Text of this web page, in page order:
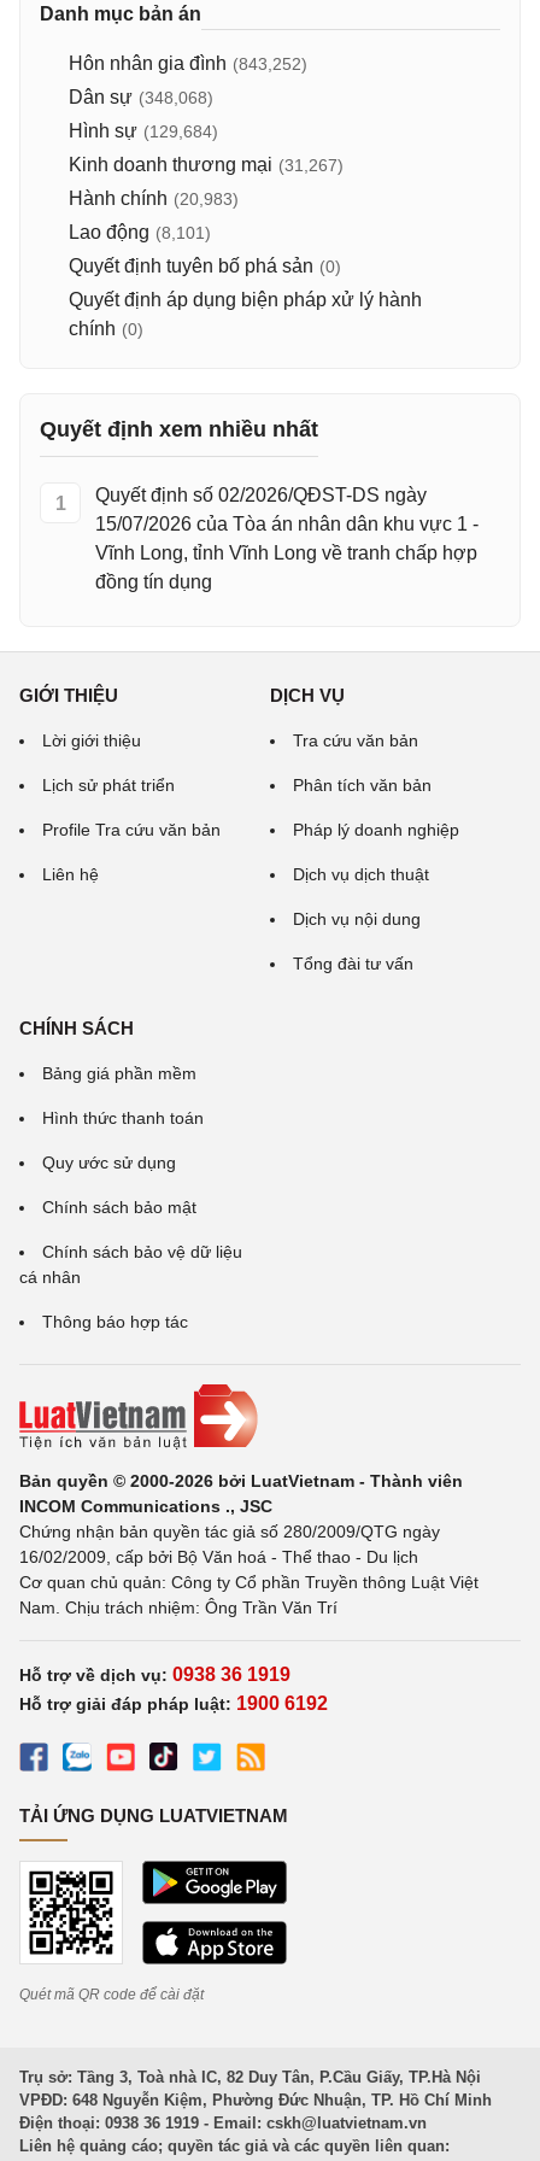
Danh mục bản án
Hôn nhân gia đình (843,252)
Dân sự (348,068)
Hình sự (129,684)
Kinh doanh thương mại (31,267)
Hành chính (20,983)
Lao động (8,101)
Quyết định tuyên bố phá sản (0)
Quyết định áp dụng biện pháp xử lý hành
chính (0)
Quyết định xem nhiều nhất
1
Quyết định số 02/2026/QĐST-DS ngày
15/07/2026 của Tòa án nhân dân khu vực 1 -
Vĩnh Long, tỉnh Vĩnh Long về tranh chấp hợp
đồng tín dụng
GIỚI THIỆU
Lời giới thiệu
Lịch sử phát triển
Profile Tra cứu văn bản
Liên hệ
DỊCH VỤ
Tra cứu văn bản
Phân tích văn bản
Pháp lý doanh nghiệp
Dịch vụ dịch thuật
Dịch vụ nội dung
Tổng đài tư vấn
CHÍNH SÁCH
Bảng giá phần mềm
Hình thức thanh toán
Quy ước sử dụng
Chính sách bảo mật
Chính sách bảo vệ dữ liệu
cá nhân
Thông báo hợp tác
Bản quyền © 2000-2026 bởi LuatVietnam - Thành viên
INCOM Communications ., JSC
Chứng nhận bản quyền tác giả số 280/2009/QTG ngày
16/02/2009, cấp bởi Bộ Văn hoá - Thể thao - Du lịch
Cơ quan chủ quản: Công ty Cổ phần Truyền thông Luật Việt
Nam. Chịu trách nhiệm: Ông Trần Văn Trí
Hỗ trợ về dịch vụ: 0938 36 1919
Hỗ trợ giải đáp pháp luật: 1900 6192
TẢI ỨNG DỤNG LUATVIETNAM
Quét mã QR code để cài đặt
Trụ sở: Tầng 3, Toà nhà IC, 82 Duy Tân, P.Cầu Giấy, TP.Hà Nội
VPĐD: 648 Nguyễn Kiệm, Phường Đức Nhuận, TP. Hồ Chí Minh
Điện thoại: 0938 36 1919 - Email: cskh@luatvietnam.vn
Liên hệ quảng cáo; quyền tác giả và các quyền liên quan: